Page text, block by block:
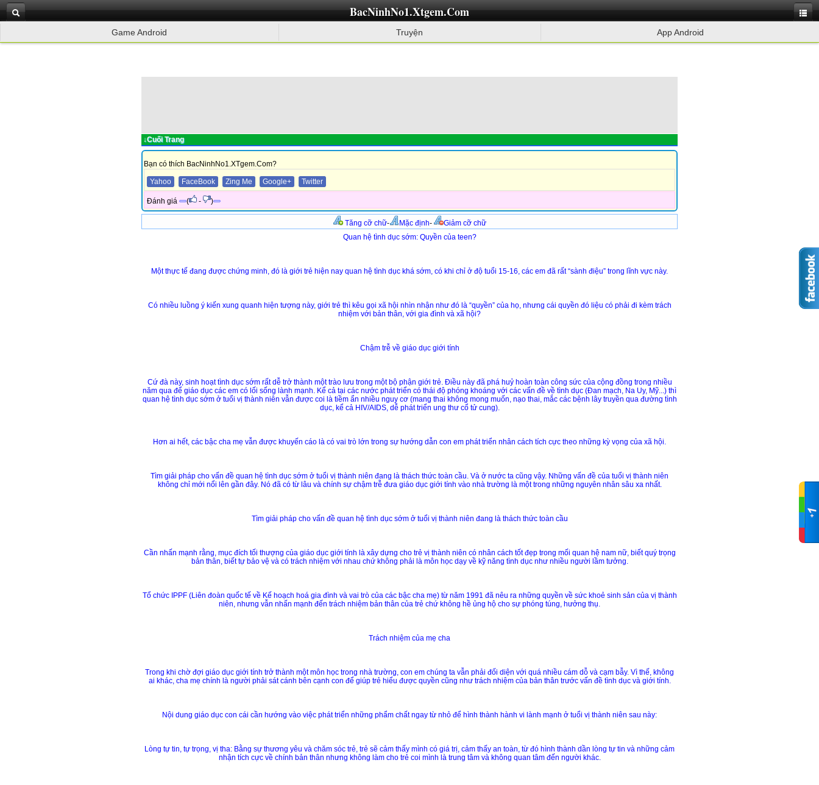
BacNinhNo1.Xtgem.Com
Game Android Truyện App Android
↓Cuối Trang
Bạn có thích BacNinhNo1.XTgem.Com?
Yahoo FaceBook Zing Me Google+ Twitter
Đánh giá ( - )
Tăng cỡ chữ- Mặc định-
Giảm cỡ chữ
Quan hệ tình dục sớm: Quyền của teen?
Một thực tế đang được chứng minh, đó là giới trẻ hiện nay quan hệ tình dục khá sớm, có khi chỉ ở độ tuổi 15-16, các em đã rất “sành điệu” trong lĩnh vực này.
Có nhiều luồng ý kiến xung quanh hiện tượng này, giới trẻ thì kêu gọi xã hội nhìn nhận như đó là “quyền” của họ, nhưng cái quyền đó liệu có phải đi kèm trách
nhiệm với bản thân, với gia đình và xã hội?
Chậm trễ về giáo dục giới tính
Cứ đà này, sinh hoạt tình dục sớm rất dễ trở thành một trào lưu trong một bộ phận giới trẻ. Điều này đã phá huỷ hoàn toàn công sức của cộng đồng trong nhiều
năm qua để giáo dục các em có lối sống lành mạnh. Kể cả tại các nước phát triển có thái độ phóng khoáng với các vấn đề về tình dục (Đan mạch, Na Uy, Mỹ...) thì
quan hệ tình dục sớm ở tuổi vị thành niên vẫn được coi là tiềm ẩn nhiều nguy cơ (mang thai không mong muốn, nạo thai, mắc các bệnh lây truyền qua đường tình
dục, kể cả HIV/AIDS, dễ phát triển ung thư cổ tử cung).
Hơn ai hết, các bậc cha mẹ vẫn được khuyến cáo là có vai trò lớn trong sự hướng dẫn con em phát triển nhân cách tích cực theo những kỳ vọng của xã hội.
Tìm giải pháp cho vấn đề quan hệ tình dục sớm ở tuổi vị thành niên đang là thách thức toàn cầu. Và ở nước ta cũng vậy. Những vấn đề của tuổi vị thành niên
không chỉ mới nổi lên gần đây. Nó đã có từ lâu và chính sự chậm trễ đưa giáo dục giới tính vào nhà trường là một trong những nguyên nhân sâu xa nhất.
Tìm giải pháp cho vấn đề quan hệ tình dục sớm ở tuổi vị thành niên đang là thách thức toàn cầu
Cần nhấn mạnh rằng, mục đích tối thượng của giáo dục giới tính là xây dựng cho trẻ vị thành niên có nhân cách tốt đẹp trong mối quan hệ nam nữ, biết quý trọng
bản thân, biết tự bảo vệ và có trách nhiệm với nhau chứ không phải là môn học dạy về kỹ năng tình dục như nhiều người lầm tưởng.
Tổ chức IPPF (Liên đoàn quốc tế về Kế hoạch hoá gia đình và vai trò của các bậc cha mẹ) từ năm 1991 đã nêu ra những quyền về sức khoẻ sinh sản của vị thành
niên, nhưng vẫn nhấn mạnh đến trách nhiệm bản thân của trẻ chứ không hề ủng hộ cho sự phóng túng, hưởng thụ.
Trách nhiệm của mẹ cha
Trong khi chờ đợi giáo dục giới tính trở thành một môn học trong nhà trường, con em chúng ta vẫn phải đối diện với quá nhiều cám dỗ và cạm bẫy. Vì thế, không
ai khác, cha mẹ chính là người phải sát cánh bên cạnh con để giúp trẻ hiểu được quyền cũng như trách nhiệm của bản thân trước vấn đề tình dục và giới tính.
Nội dung giáo dục con cái cần hướng vào việc phát triển những phẩm chất ngay từ nhỏ để hình thành hành vi lành mạnh ở tuổi vị thành niên sau này:
Lòng tự tin, tự trọng, vị tha: Bằng sự thương yêu và chăm sóc trẻ, trẻ sẽ cảm thấy mình có giá trị, cảm thấy an toàn, từ đó hình thành dần lòng tự tin và những cảm
nhận tích cực về chính bản thân nhưng không làm cho trẻ coi mình là trung tâm và không quan tâm đến người khác.